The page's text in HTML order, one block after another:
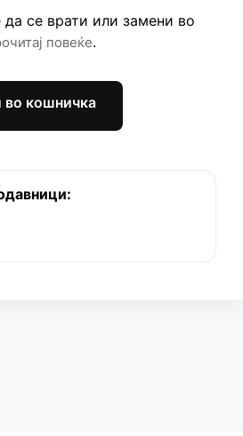
во кошничка
се врати или замени во
повеќе.